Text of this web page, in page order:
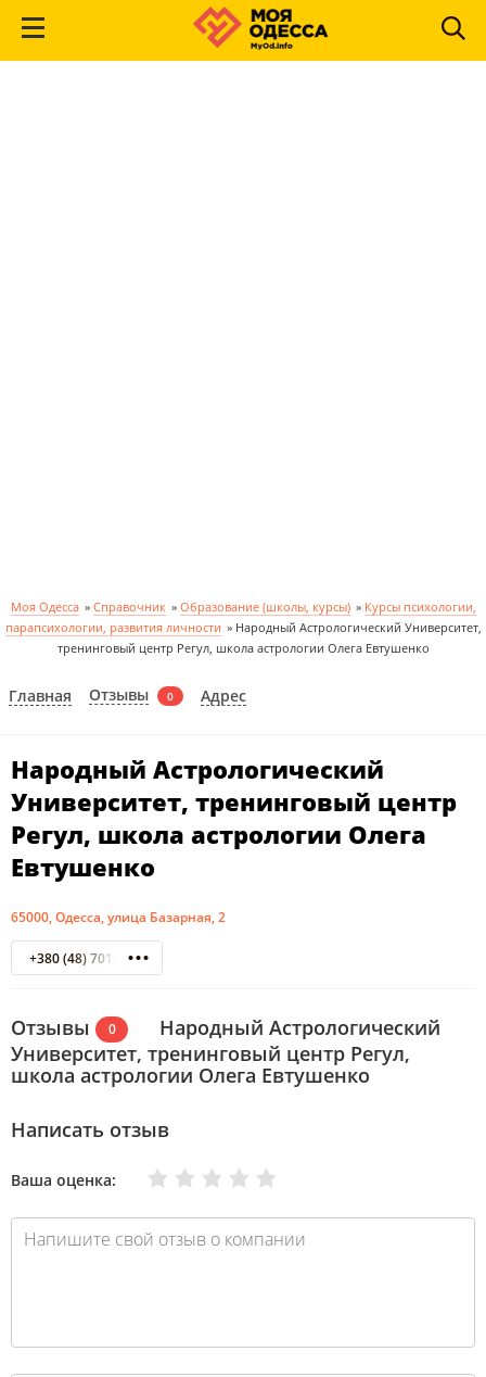
Моя Одесса » Справочник » Образование (школы, курсы) » Курсы психологии,
парапсихологии, развития личности » Народный Астрологический Университет,
тренинговый центр Регул, школа астрологии Олега Евтушенко
Главная Отзывы 0 Адрес
Народный Астрологический
Университет, тренинговый центр
Регул, школа астрологии Олега
Евтушенко
65000, Одесса, улица Базарная, 2
+380 (48) 701-40-94
Отзывы 0
Народный Астрологический
Университет, тренинговый центр Регул,
школа астрологии Олега Евтушенко
Написать отзыв
Ваша оценка: Отлично
Хорошо
Нормально
Плохо
Очень плохо